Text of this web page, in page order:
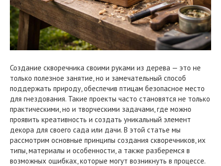
Создание скворечника своими руками из дерева — это не
только полезное занятие, но и замечательный способ
поддержать природу, обеспечив птицам безопасное место
для гнездования. Такие проекты часто становятся не только
практическими, но и творческими задачами, где можно
проявить креативность и создать уникальный элемент
декора для своего сада или дачи. В этой статье мы
рассмотрим основные принципы создания скворечников, их
типы, материалы и особенности, а также разберемся в
возможных ошибках, которые могут возникнуть в процессе.